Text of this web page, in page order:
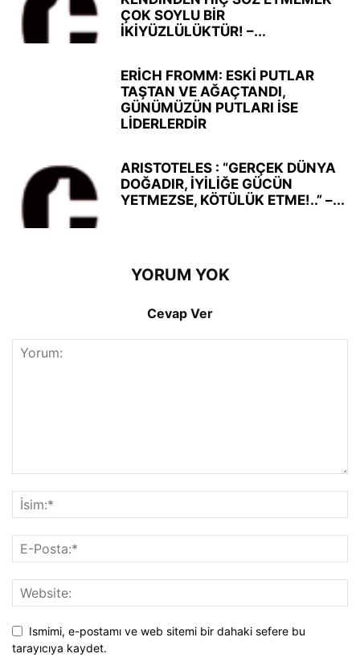
ÇOK SOYLU BİR
İKİYÜZLÜLÜKTÜR! –...
ERİCH FROMM: ESKİ PUTLAR
TAŞTAN VE AĞAÇTANDI,
GÜNÜMÜZÜN PUTLARI İSE
LİDERLERDİR
ARISTOTELES : “GERÇEK DÜNYA
DOĞADIR, İYİLİĞE GÜCÜN
YETMEZSE, KÖTÜLÜK ETME!..” –...
YORUM YOK
Cevap Ver
Ismimi, e-postamı ve web sitemi bir dahaki sefere bu
tarayıcıya kaydet.